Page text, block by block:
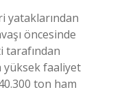
yataklarından
öncesinde
tarafından
yüksek faaliyet
ton ham